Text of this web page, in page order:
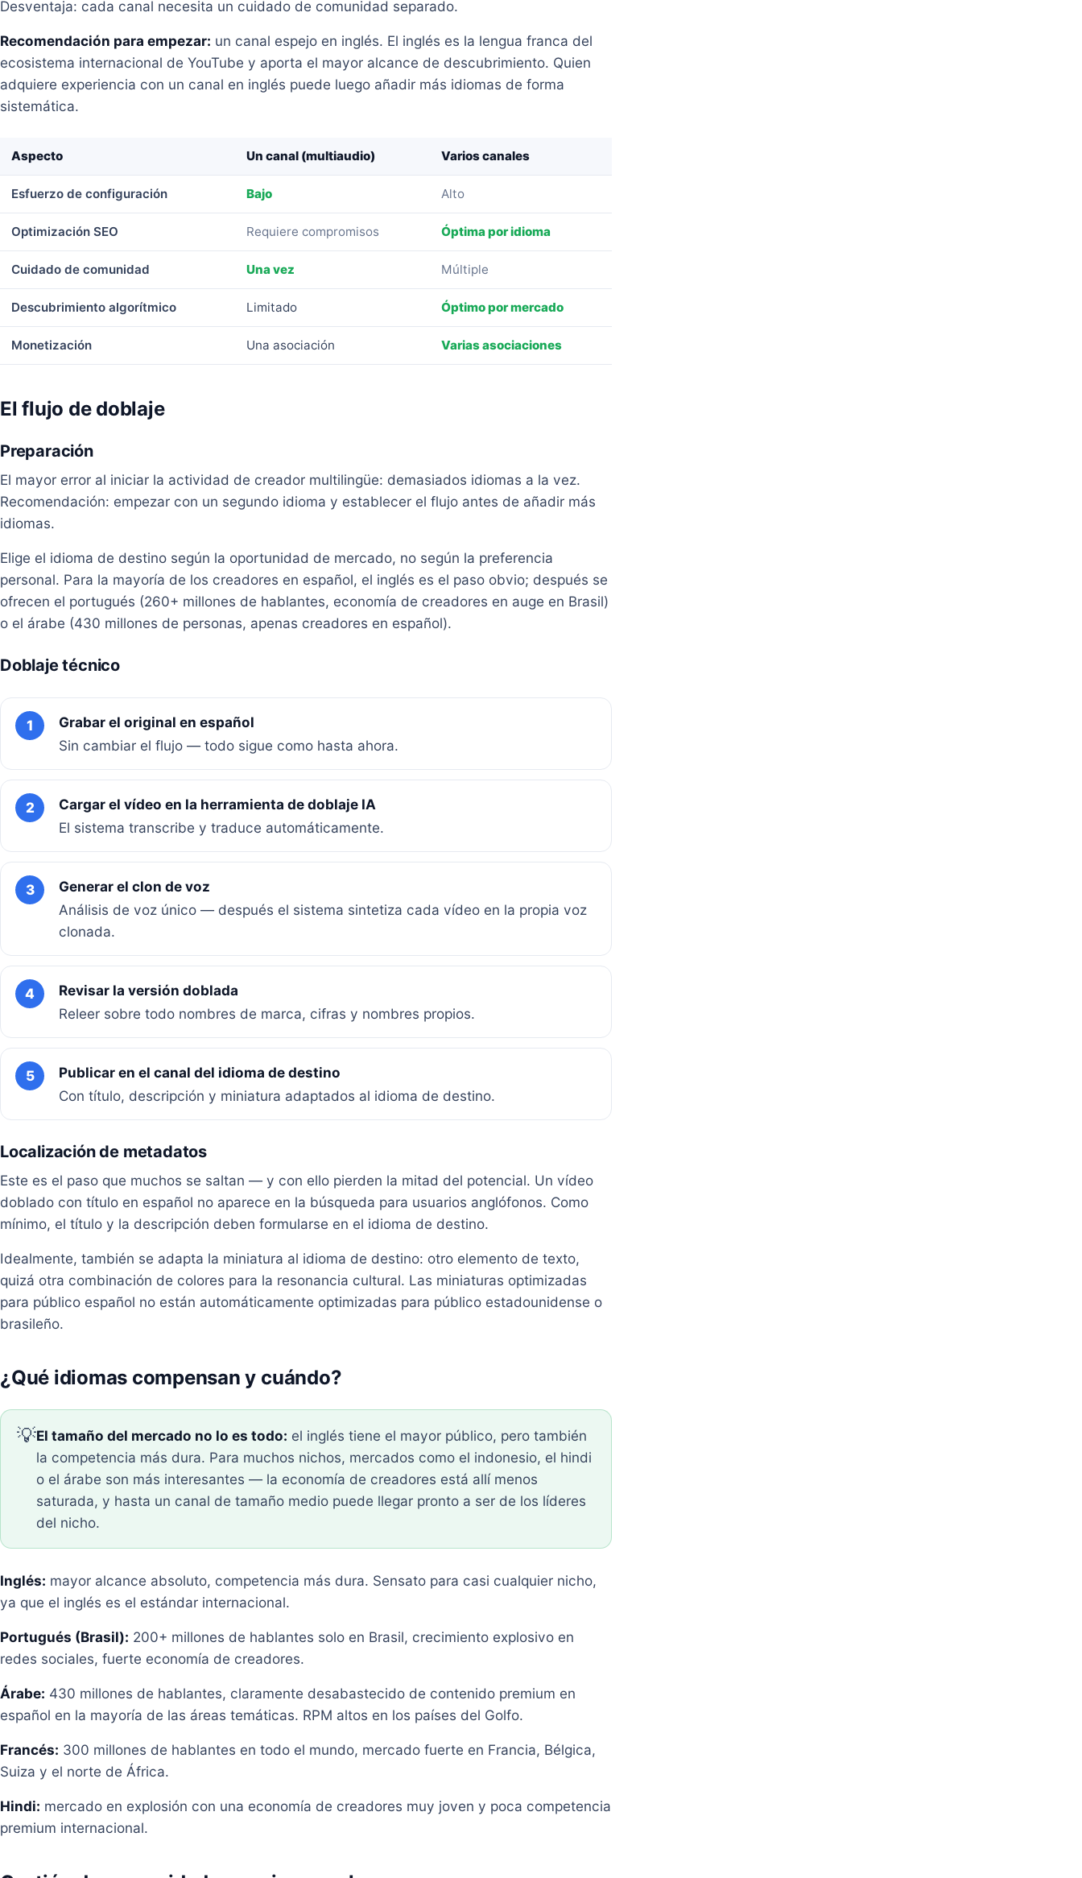
Desventaja: cada canal necesita un cuidado de comunidad separado.
Recomendación para empezar: un canal espejo en inglés. El inglés es la lengua franca del
ecosistema internacional de YouTube y aporta el mayor alcance de descubrimiento. Quien
adquiere experiencia con un canal en inglés puede luego añadir más idiomas de forma
sistemática.
Aspecto Un canal (multiaudio) Varios canales
Esfuerzo de configuración Bajo Alto
Optimización SEO Requiere compromisos Óptima por idioma
Cuidado de comunidad Una vez Múltiple
Descubrimiento algorítmico Limitado Óptimo por mercado
Monetización Una asociación Varias asociaciones
El flujo de doblaje
Preparación
El mayor error al iniciar la actividad de creador multilingüe: demasiados idiomas a la vez.
Recomendación: empezar con un segundo idioma y establecer el flujo antes de añadir más
idiomas.
Elige el idioma de destino según la oportunidad de mercado, no según la preferencia
personal. Para la mayoría de los creadores en español, el inglés es el paso obvio; después se
ofrecen el portugués (260+ millones de hablantes, economía de creadores en auge en Brasil)
o el árabe (430 millones de personas, apenas creadores en español).
Doblaje técnico
1
Grabar el original en español
Sin cambiar el flujo — todo sigue como hasta ahora.
2
Cargar el vídeo en la herramienta de doblaje IA
El sistema transcribe y traduce automáticamente.
3
Generar el clon de voz
Análisis de voz único — después el sistema sintetiza cada vídeo en la propia voz
clonada.
4
Revisar la versión doblada
Releer sobre todo nombres de marca, cifras y nombres propios.
5
Publicar en el canal del idioma de destino
Con título, descripción y miniatura adaptados al idioma de destino.
Localización de metadatos
Este es el paso que muchos se saltan — y con ello pierden la mitad del potencial. Un vídeo
doblado con título en español no aparece en la búsqueda para usuarios anglófonos. Como
mínimo, el título y la descripción deben formularse en el idioma de destino.
Idealmente, también se adapta la miniatura al idioma de destino: otro elemento de texto,
quizá otra combinación de colores para la resonancia cultural. Las miniaturas optimizadas
para público español no están automáticamente optimizadas para público estadounidense o
brasileño.
¿Qué idiomas compensan y cuándo?
💡El tamaño del mercado no lo es todo: el inglés tiene el mayor público, pero también
la competencia más dura. Para muchos nichos, mercados como el indonesio, el hindi
o el árabe son más interesantes — la economía de creadores está allí menos
saturada, y hasta un canal de tamaño medio puede llegar pronto a ser de los líderes
del nicho.
Inglés: mayor alcance absoluto, competencia más dura. Sensato para casi cualquier nicho,
ya que el inglés es el estándar internacional.
Portugués (Brasil): 200+ millones de hablantes solo en Brasil, crecimiento explosivo en
redes sociales, fuerte economía de creadores.
Árabe: 430 millones de hablantes, claramente desabastecido de contenido premium en
español en la mayoría de las áreas temáticas. RPM altos en los países del Golfo.
Francés: 300 millones de hablantes en todo el mundo, mercado fuerte en Francia, Bélgica,
Suiza y el norte de África.
Hindi: mercado en explosión con una economía de creadores muy joven y poca competencia
premium internacional.